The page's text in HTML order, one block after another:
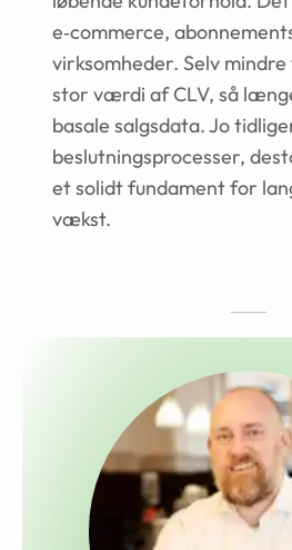
e‑commerce,
virksomheder. Selv
stor værdi af CLV, så
basale salgsdata. Jo
beslutningsprocesser,
et solidt fundament for
vækst.